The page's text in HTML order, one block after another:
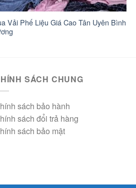
Vải Phế Liệu Giá Cao Tân Uyên Bình
SÁCH CHUNG
sách bảo hành
sách đổi trả hàng
sách bảo mật